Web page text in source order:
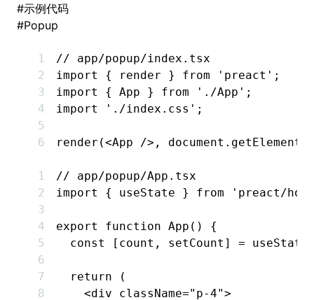
#示例代码
#Popup
// app/popup/index.tsx
import
{ render } from 'preact' ;
import
{ App } from './App' ;
import
'./index.css' ;
render (<App /> , document
// app/popup/App.tsx
import
{ useState } from 'preact/
export function App () {
  const
[ count , setCount ] = useState
  return
(
    <
div className="p-4">